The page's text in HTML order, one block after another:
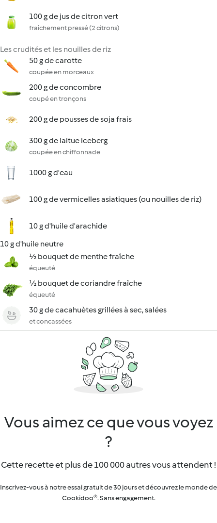
100 g de jus de citron vert
fraîchement pressé (2 citrons)
Les crudités et les nouilles de riz
50 g de carotte
coupée en morceaux
200 g de concombre
coupé en tronçons
200 g de pousses de soja frais
300 g de laitue iceberg
coupée en chiffonnade
1000 g d'eau
100 g de vermicelles asiatiques (ou nouilles de riz)
10 g d'huile d'arachide
10 g d'huile neutre
½ bouquet de menthe fraîche
équeuté
½ bouquet de coriandre fraîche
équeuté
30 g de cacahuètes grillées à sec, salées
et concassées
Vous aimez ce que vous voyez
?
Cette recette et plus de 100 000 autres vous attendent !
Inscrivez-vous à notre essai gratuit de 30 jours et découvrez le monde de
Cookidoo®. Sans engagement.